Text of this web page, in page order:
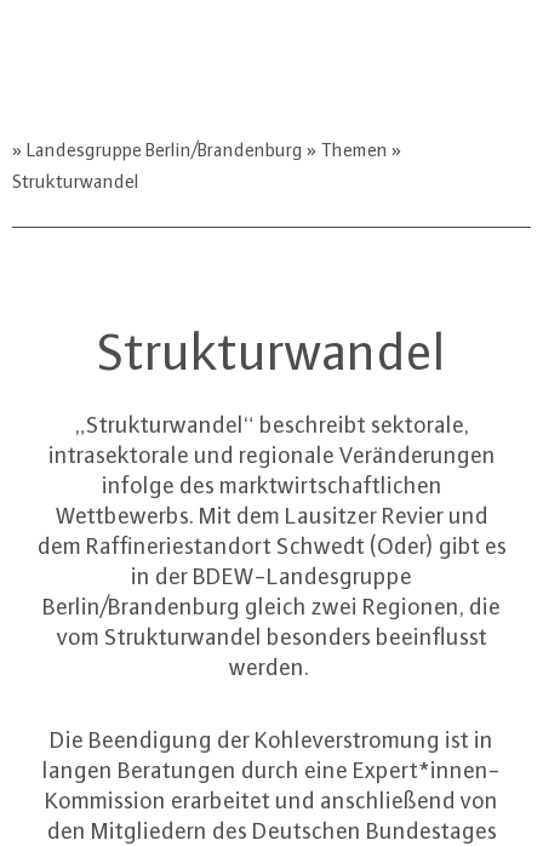
Landesgruppe Berlin/Brandenburg
Themen
Strukturwandel
Strukturwandel
„Strukturwandel“ beschreibt sektorale,
intrasektorale und regionale Veränderungen
infolge des marktwirtschaftlichen
Wettbewerbs. Mit dem Lausitzer Revier und
dem Raffineriestandort Schwedt (Oder) gibt es
in der BDEW-Landesgruppe
Berlin/Brandenburg gleich zwei Regionen, die
vom Strukturwandel besonders beeinflusst
werden.
Die Beendigung der Kohleverstromung ist in
langen Beratungen durch eine Expert*innen-
Kommission erarbeitet und anschließend von
den Mitgliedern des Deutschen Bundestages